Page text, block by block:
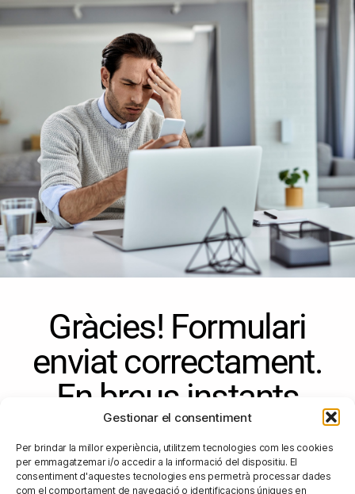
Gestionar el consentiment
Per brindar la millor experiència, utilitzem tecnologies com les cookies
per emmagatzemar i/o accedir a la informació del dispositiu. El
consentiment d'aquestes tecnologies ens permetrà processar dades
com el comportament de navegació o identificacions úniques en
Gràcies! Formulari
enviat correctament.
En breus instants
ens posarem en
contacte amb tu.